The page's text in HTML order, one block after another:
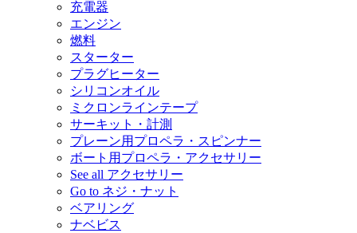
充電器
エンジン
燃料
スターター
プラグヒーター
シリコンオイル
ミクロンラインテープ
サーキット・計測
プレーン用プロペラ・スピンナー
ボート用プロペラ・アクセサリー
See all アクセサリー
Go to ネジ・ナット
ベアリング
ナベビス